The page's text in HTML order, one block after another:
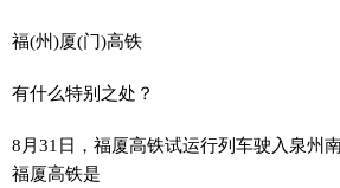
福(州)厦(门)高铁
有什么特别之处？
8月31日，福厦高铁试运行列车驶入泉州
福厦高铁是